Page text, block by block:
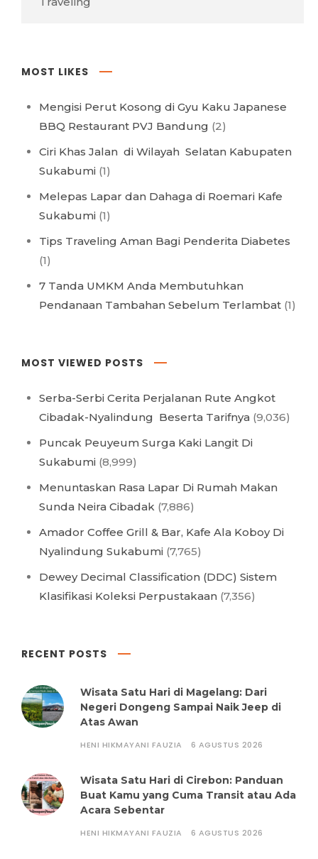
MOST LIKES
Mengisi Perut Kosong di Gyu Kaku Japanese
BBQ Restaurant PVJ Bandung (2)
Ciri Khas Jalan di Wilayah Selatan Kabupaten
Sukabumi (1)
Melepas Lapar dan Dahaga di Roemari Kafe
Sukabumi (1)
Tips Traveling Aman Bagi Penderita Diabetes
(1)
7 Tanda UMKM Anda Membutuhkan
Pendanaan Tambahan Sebelum Terlambat (1)
MOST VIEWED POSTS
Serba-Serbi Cerita Perjalanan Rute Angkot
Cibadak-Nyalindung Beserta Tarifnya (9,036)
Puncak Peuyeum Surga Kaki Langit Di
Sukabumi (8,999)
Menuntaskan Rasa Lapar Di Rumah Makan
Sunda Neira Cibadak (7,886)
Amador Coffee Grill & Bar, Kafe Ala Koboy Di
Nyalindung Sukabumi (7,765)
Dewey Decimal Classification (DDC) Sistem
Klasifikasi Koleksi Perpustakaan (7,356)
RECENT POSTS
Wisata Satu Hari di Magelang: Dari
Negeri Dongeng Sampai Naik Jeep di
Atas Awan
HENI HIKMAYANI FAUZIA 6 AGUSTUS 2026
Wisata Satu Hari di Cirebon: Panduan
Buat Kamu yang Cuma Transit atau Ada
Acara Sebentar
HENI HIKMAYANI FAUZIA 6 AGUSTUS 2026